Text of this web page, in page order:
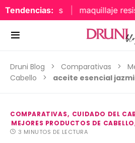
Tendencias: maquillaje
Druni Blog Comparativas
Cabello
aceite esencial
COMPARATIVAS
CUIDADO DEL
MEJORES PRODUCTOS DE CABELLO
3 MINUTOS DE LECTURA